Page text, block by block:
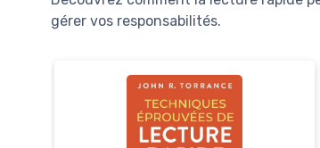
gérer vos responsabilités.